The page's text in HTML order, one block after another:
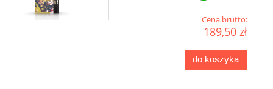
Cena brutto:
189,50 zł
do koszyka